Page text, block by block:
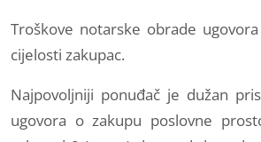
Troškove notarske obrade
cijelosti zakupac.
Najpovoljniji ponuđač je dužan
ugovora o zakupu poslovne